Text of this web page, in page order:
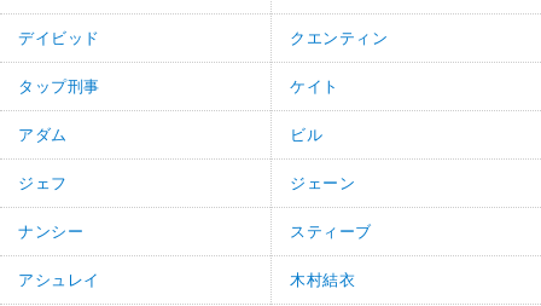
デイビッド クエンティン
タップ刑事 ケイト
アダム ビル
ジェフ ジェーン
ナンシー スティーブ
アシュレイ 木村結衣